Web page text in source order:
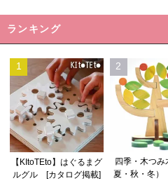
ランキング
1
【KItoTEto】はぐるまグ
ルグル [カタログ掲載]
2
四季・木つみ
夏・秋・冬）